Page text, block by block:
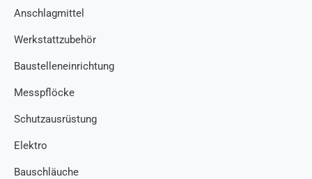
Anschlagmittel
Werkstattzubehör
Baustelleneinrichtung
Messpflöcke
Schutzausrüstung
Elektro
Bauschläuche